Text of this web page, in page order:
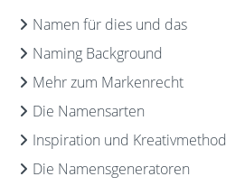
Namen für dies und das
Naming Background
Mehr zum Markenrecht
Die Namensarten
Inspiration und
Die Namensgeneratoren